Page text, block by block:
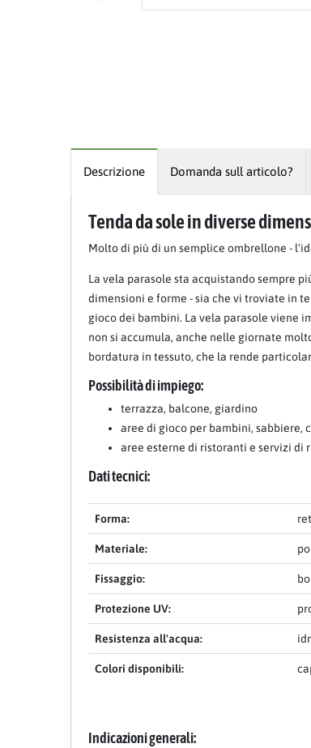
Item 1 of 14
Descrizione Domanda sull articolo?
Tenda da sole in diverse
Molto di più di un semplice ombrellone -
La vela parasole sta acquistando sempre
dimensioni e forme - sia che vi troviate in
gioco dei bambini. La vela parasole viene
non si accumula, anche nelle giornate
bordatura in tessuto, che la rende
Possibilità di impiego:
terrazza, balcone, giardino
aree di gioco per bambini, sabbiere,
aree esterne di ristoranti e servizi di
Dati tecnici:
Forma:
Materiale:
Fissaggio:
Protezione UV:
Resistenza all'acqua:
Colori disponibili:
Indicazioni generali: